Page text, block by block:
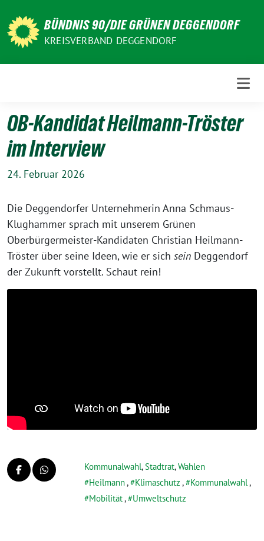
zum
Inhalt
BÜNDNIS 90/DIE GRÜNEN DEGGENDORF
KREISVERBAND DEGGENDORF
OB-Kandidat Heilmann-Tröster
im Interview
24. Februar 2026
Die Deggendorfer Unternehmerin Anna Schmaus-
Klughammer sprach mit unserem Grünen
Oberbürgermeister-Kandidaten Christian Heilmann-
Tröster über seine Ideen, wie er sich sein Deggendorf
der Zukunft vorstellt. Schaut rein!
Kommunalwahl,Stadtrat,Wahlen
Heilmann, Klimaschutz , Kommunalwahl ,
Mobilität, Umweltschutz